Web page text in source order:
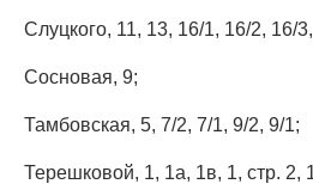
Слуцкого, 11, 13, 16/1, 16/2, 16/
Сосновая, 9;
Тамбовская, 5, 7/2, 7/1, 9/2, 9/1;
Терешковой, 1, 1а, 1в, 1, стр. 2,